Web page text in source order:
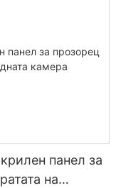
панел за
на